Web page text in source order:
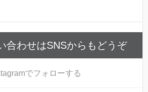
合わせはSNSからもどうぞ
でフォローする